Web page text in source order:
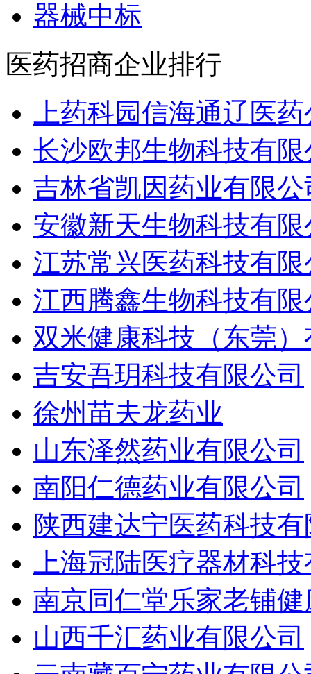
器械中标
医药招商企业排行
上药科园信海通辽医
长沙欧邦生物科技有限
吉林省凯因药业有限公
安徽新天生物科技有限
江苏常兴医药科技有限
江西腾鑫生物科技有限
双米健康科技（东莞
吉安吾玥科技有限公司
徐州苗夫龙药业
山东泽然药业有限公司
南阳仁德药业有限公司
陕西建达宁医药科技
上海冠陆医疗器材科
南京同仁堂乐家老铺
山西千汇药业有限公司